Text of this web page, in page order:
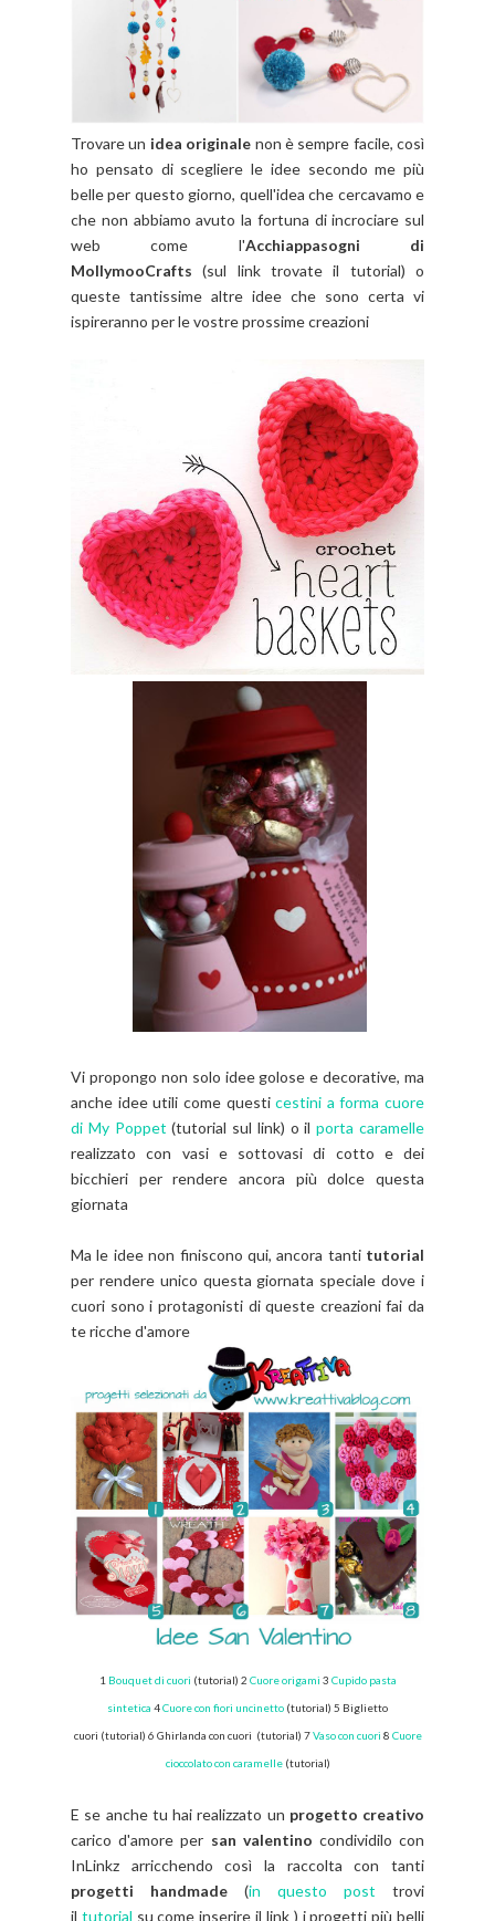
Trovare un idea originale non è sempre facile, così
ho pensato di scegliere le idee secondo me più
belle per questo giorno, quell'idea che cercavamo e
che non abbiamo avuto la fortuna di incrociare sul
web come l'Acchiappasogni di
MollymooCrafts(sul link trovate il tutorial) o
queste tantissime altre idee che sono certa vi
ispireranno per le vostre prossime creazioni
Vi propongo non solo idee golose e decorative, ma
anche idee utili come questicestini a forma cuore
di My Poppet (tutorial sul link) o ilporta caramelle
realizzato con vasi e sottovasi di cotto e dei
bicchieri per rendere ancora più dolce questa
giornata
Ma le idee non finiscono qui, ancora tanti tutorial
per rendere unico questa giornata speciale dove i
cuori sono i protagonisti di queste creazioni fai da
te ricche d'amore
1 Bouquet di cuori (tutorial) 2 Cuore origami 3 Cupido pasta
sintetica 4Cuore con fiori uncinetto (tutorial) 5 Biglietto
cuori (tutorial) 6 Ghirlanda con cuori (tutorial) 7Vaso con cuori 8 Cuore
cioccolato con caramelle (tutorial)
E se anche tu hai realizzato un progetto creativo
carico d'amore per san valentino condividilo con
InLinkz arricchendo così la raccolta con tanti
progetti handmade (in questo post trovi
il tutorial su come inserire il link ) i progetti più belli